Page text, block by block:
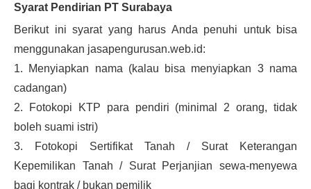
Syarat Pendirian PT Surabaya
Berikut ini syarat yang harus Anda penuhi untuk bisa
menggunakan jasapengurusan.web.id:
1. Menyiapkan nama (kalau bisa menyiapkan 3 nama
cadangan)
2. Fotokopi KTP para pendiri (minimal 2 orang, tidak
boleh suami istri)
3. Fotokopi Sertifikat Tanah / Surat Keterangan
Kepemilikan Tanah / Surat Perjanjian sewa-menyewa
bagi kontrak / bukan pemilik